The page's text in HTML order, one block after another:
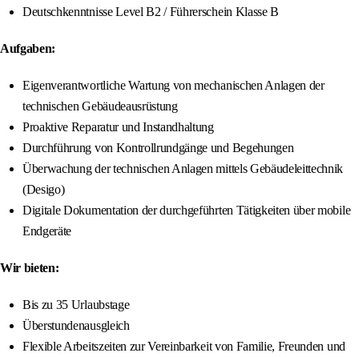
Deutschkenntnisse Level B2 / Führerschein Klasse B
Aufgaben:
Eigenverantwortliche Wartung von mechanischen Anlagen der
technischen Gebäudeausrüstung
Proaktive Reparatur und Instandhaltung
Durchführung von Kontrollrundgänge und Begehungen
Überwachung der technischen Anlagen mittels Gebäudeleittechnik
(Desigo)
Digitale Dokumentation der durchgeführten Tätigkeiten über mobile
Endgeräte
Wir bieten:
Bis zu 35 Urlaubstage
Überstundenausgleich
Flexible Arbeitszeiten zur Vereinbarkeit von Familie, Freunden und